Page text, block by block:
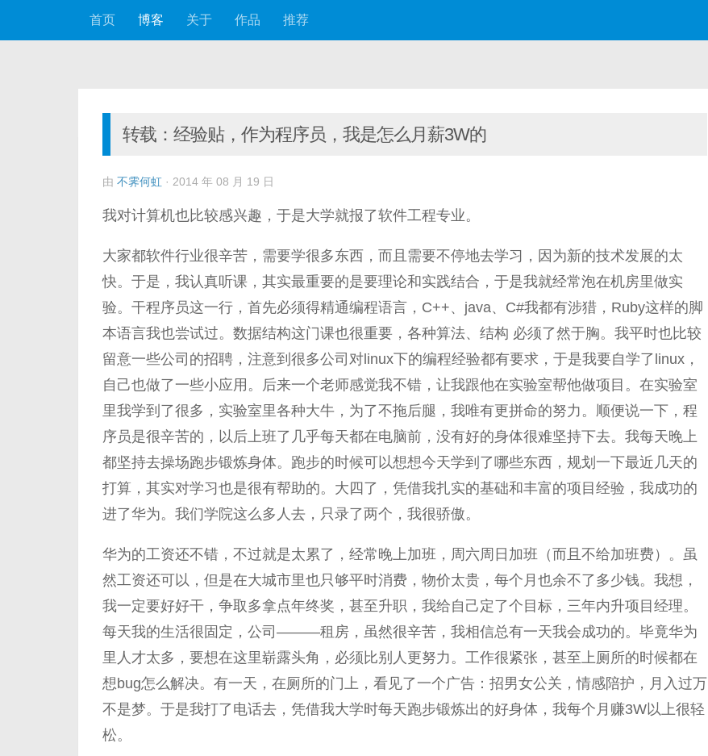
首页 博客 关于 作品 推荐
转载：经验贴，作为程序员，我是怎么月薪3W的
由 不霁何虹 · 2014 年 08 月 19 日
我对计算机也比较感兴趣，于是大学就报了软件工程专业。
大家都软件行业很辛苦，需要学很多东西，而且需要不停地去学习，因为新的技术发展的太
快。于是，我认真听课，其实最重要的是要理论和实践结合，于是我就经常泡在机房里做实
验。干程序员这一行，首先必须得精通编程语言，C++、java、C#我都有涉猎，Ruby这样的脚
本语言我也尝试过。数据结构这门课也很重要，各种算法、结构 必须了然于胸。我平时也比较
留意一些公司的招聘，注意到很多公司对linux下的编程经验都有要求，于是我要自学了linux，
自己也做了一些小应用。后来一个老师感觉我不错，让我跟他在实验室帮他做项目。在实验室
里我学到了很多，实验室里各种大牛，为了不拖后腿，我唯有更拼命的努力。顺便说一下，程
序员是很辛苦的，以后上班了几乎每天都在电脑前，没有好的身体很难坚持下去。我每天晚上
都坚持去操场跑步锻炼身体。跑步的时候可以想想今天学到了哪些东西，规划一下最近几天的
打算，其实对学习也是很有帮助的。大四了，凭借我扎实的基础和丰富的项目经验，我成功的
进了华为。我们学院这么多人去，只录了两个，我很骄傲。
华为的工资还不错，不过就是太累了，经常晚上加班，周六周日加班（而且不给加班费）。虽
然工资还可以，但是在大城市里也只够平时消费，物价太贵，每个月也余不了多少钱。我想，
我一定要好好干，争取多拿点年终奖，甚至升职，我给自己定了个目标，三年内升项目经理。
每天我的生活很固定，公司———租房，虽然很辛苦，我相信总有一天我会成功的。毕竟华为
里人才太多，要想在这里崭露头角，必须比别人更努力。工作很紧张，甚至上厕所的时候都在
想bug怎么解决。有一天，在厕所的门上，看见了一个广告：招男女公关，情感陪护，月入过万
不是梦。于是我打了电话去，凭借我大学时每天跑步锻炼出的好身体，我每个月赚3W以上很轻
松。